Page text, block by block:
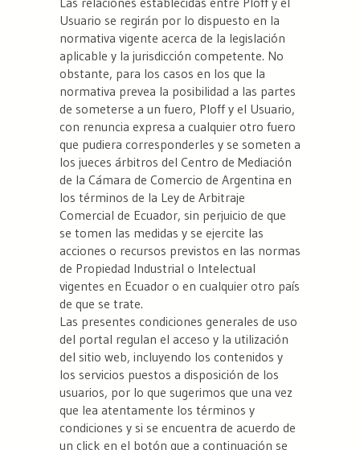
Usuario se regirán por lo dispuesto en la
normativa vigente acerca de la legislación
aplicable y la jurisdicción competente. No
obstante, para los casos en los que la
normativa prevea la posibilidad a las partes
de someterse a un fuero, Ploff y el Usuario,
con renuncia expresa a cualquier otro fuero
que pudiera corresponderles y se someten a
los jueces árbitros del Centro de Mediación
de la Cámara de Comercio de Argentina en
los términos de la Ley de Arbitraje
Comercial de Ecuador, sin perjuicio de que
se tomen las medidas y se ejercite las
acciones o recursos previstos en las normas
de Propiedad Industrial o Intelectual
vigentes en Ecuador o en cualquier otro país
de que se trate.
Las presentes condiciones generales de uso
del portal regulan el acceso y la utilización
del sitio web, incluyendo los contenidos y
los servicios puestos a disposición de los
usuarios, por lo que sugerimos que una vez
que lea atentamente los términos y
condiciones y si se encuentra de acuerdo de
un click en el botón que a continuación se